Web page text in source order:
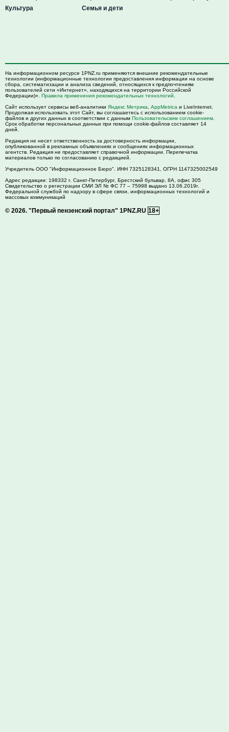
Культура
Семья и дети
На информационном ресурсе 1PNZ.ru применяются внешние рекомендательные
технологии (информационные технологии предоставления информации на основе
сбора, систематизации и анализа сведений, относящихся к предпочтениям
пользователей сети «Интернет», находящихся на территории Российской
Федерации)». Правила применения рекомендательных технологий
Сайт использует сервисы веб-аналитики Яндекс Метрика AppMetrica и LiveInternet.
Продолжая использовать этот Сайт, вы соглашаетесь с использованием cookie-
файлов и других данных в соответствии с данным Пользовательским соглашением
Срок обработки персональных данных при помощи cookie-файлов составляет 14
дней.
Редакция не несет ответственность за достоверность информации,
опубликованной в рекламных объявлениях и сообщениях информационных
агентств. Редакция не предоставляет справочной информации. Перепечатка
материалов только по согласованию с редакцией.
Учредитель ООО "Информационное Бюро". ИНН 7325128341, ОГРН 1147325002549
Адрес редакции: 198332 г. Санкт-Петербург, Брестский бульвар, 8А, офис 305
Свидетельство о регистрации СМИ ЭЛ № ФС 77 – 75998 выдано 13.06.2019г.
Федеральной службой по надзору в сфере связи, информационных технологий и
массовых коммуникаций
© 2026. "Первый пензенский портал" 1PNZ.RU 18+